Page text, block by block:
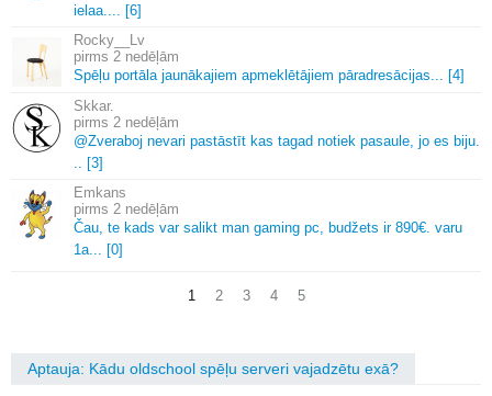
ielaa.
[6]
Rocky__Lv
2 nedēļām
Spēļu portāla jaunākajiem apmeklētājiem pāradresācijas.
[4]
Skkar.
2 nedēļām
@Zveraboj nevari pastāstīt kas tagad notiek pasaule, jo es biju.
[3]
Emkans
2 nedēļām
Čau, te kads var salikt man gaming pc, budžets ir 890€. varu
1a.
[0]
1 2 3 4 5
Aptauja: Kādu oldschool spēļu serveri vajadzētu exā?